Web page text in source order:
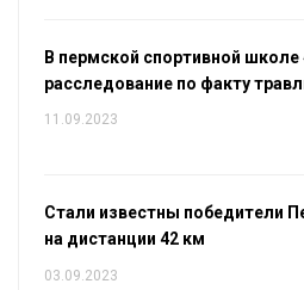
В пермской спортивной
расследование по факту
11.09.2023
Стали известны победители
на дистанции 42 км
03.09.2023